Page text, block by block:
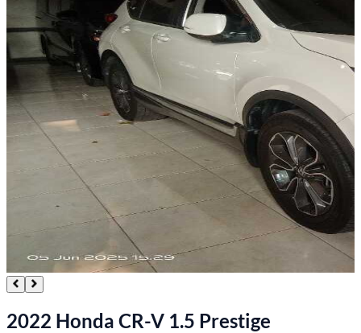
2022 Honda CR-V 1.5 Prestige